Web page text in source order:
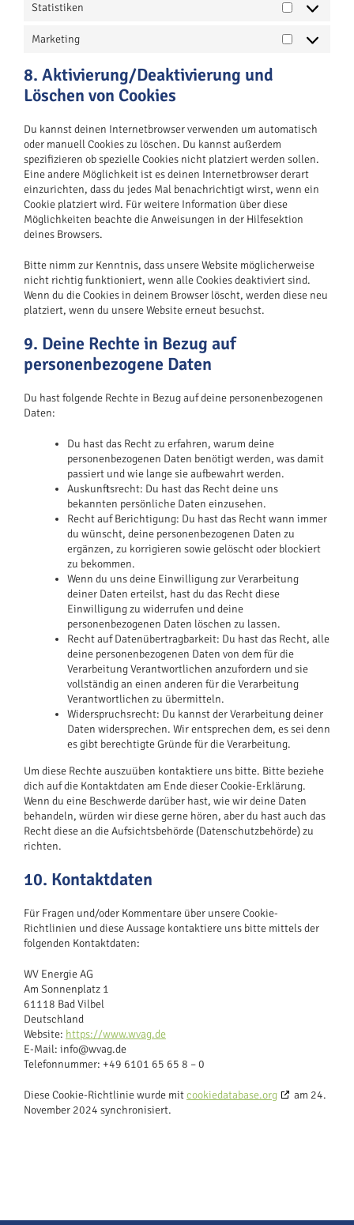
Statistiken
Statistiken
Marketing
Marketing
8. Aktivierung/Deaktivierung und
Löschen von Cookies
Du kannst deinen Internetbrowser verwenden um automatisch
oder manuell Cookies zu löschen. Du kannst außerdem
spezifizieren ob spezielle Cookies nicht platziert werden sollen.
Eine andere Möglichkeit ist es deinen Internetbrowser derart
einzurichten, dass du jedes Mal benachrichtigt wirst, wenn ein
Cookie platziert wird. Für weitere Information über diese
Möglichkeiten beachte die Anweisungen in der Hilfesektion
deines Browsers.
Bitte nimm zur Kenntnis, dass unsere Website möglicherweise
nicht richtig funktioniert, wenn alle Cookies deaktiviert sind.
Wenn du die Cookies in deinem Browser löscht, werden diese neu
platziert, wenn du unsere Website erneut besuchst.
9. Deine Rechte in Bezug auf
personenbezogene Daten
Du hast folgende Rechte in Bezug auf deine personenbezogenen
Daten:
Du hast das Recht zu erfahren, warum deine
personenbezogenen Daten benötigt werden, was damit
passiert und wie lange sie aufbewahrt werden.
Auskunftsrecht: Du hast das Recht deine uns
bekannten persönliche Daten einzusehen.
Recht auf Berichtigung: Du hast das Recht wann immer
du wünscht, deine personenbezogenen Daten zu
ergänzen, zu korrigieren sowie gelöscht oder blockiert
zu bekommen.
Wenn du uns deine Einwilligung zur Verarbeitung
deiner Daten erteilst, hast du das Recht diese
Einwilligung zu widerrufen und deine
personenbezogenen Daten löschen zu lassen.
Recht auf Datenübertragbarkeit: Du hast das Recht, alle
deine personenbezogenen Daten von dem für die
Verarbeitung Verantwortlichen anzufordern und sie
vollständig an einen anderen für die Verarbeitung
Verantwortlichen zu übermitteln.
Widerspruchsrecht: Du kannst der Verarbeitung deiner
Daten widersprechen. Wir entsprechen dem, es sei denn
es gibt berechtigte Gründe für die Verarbeitung.
Um diese Rechte auszuüben kontaktiere uns bitte. Bitte beziehe
dich auf die Kontaktdaten am Ende dieser Cookie-Erklärung.
Wenn du eine Beschwerde darüber hast, wie wir deine Daten
behandeln, würden wir diese gerne hören, aber du hast auch das
Recht diese an die Aufsichtsbehörde (Datenschutzbehörde) zu
richten.
10. Kontaktdaten
Für Fragen und/oder Kommentare über unsere Cookie-
Richtlinien und diese Aussage kontaktiere uns bitte mittels der
folgenden Kontaktdaten:
WV Energie AG
Am Sonnenplatz 1
61118 Bad Vilbel
Deutschland
Website: https://www.wvag.de
E-Mail: info@wvag.de
Telefonnummer: +49 6101 65 65 8 – 0
Diese Cookie-Richtlinie wurde mitcookiedatabase.org
am 24.
November 2024 synchronisiert.